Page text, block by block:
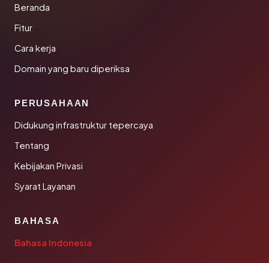
Beranda
Fitur
Cara kerja
Domain yang baru diperiksa
PERUSAHAAN
Didukung infrastruktur tepercaya
Tentang
Kebijakan Privasi
Syarat Layanan
BAHASA
Bahasa Indonesia